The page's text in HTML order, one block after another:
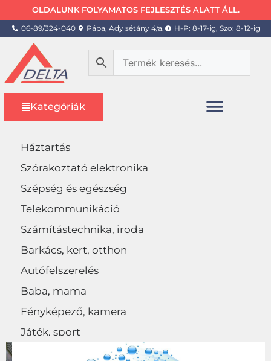
OLDALUNK FOLYAMATOS FEJLESZTÉS ALATT ÁLL.
06-89/324-040 Pápa, Ady sétány 4/a. H-P: 8-17-ig, Szo: 8-12-ig
Kategóriák
Háztartás
Szórakoztató elektronika
Szépség és egészség
Telekommunikáció
Számítástechnika, iroda
Barkács, kert, otthon
Autófelszerelés
Baba, mama
Fényképező, kamera
Játék, sport